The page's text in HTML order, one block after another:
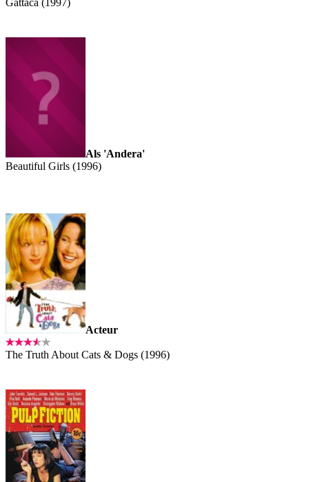
Gattaca (1997)
Als 'Andera'
Beautiful Girls (1996)
Acteur
The Truth About Cats & Dogs (1996)